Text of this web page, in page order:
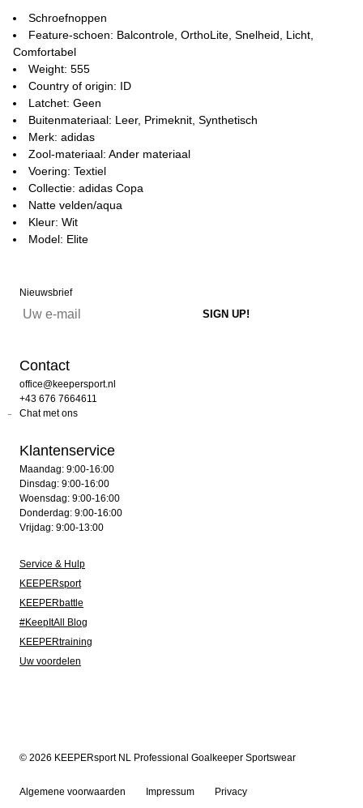
Schroefnoppen
Feature-schoen: Balcontrole, OrthoLite, Snelheid, Licht,
Comfortabel
Weight: 555
Country of origin: ID
Latchet: Geen
Buitenmateriaal: Leer, Primeknit, Synthetisch
Merk: adidas
Zool-materiaal: Ander materiaal
Voering: Textiel
Collectie: adidas Copa
Natte velden/aqua
Kleur: Wit
Model: Elite
Nieuwsbrief
Contact
office@keepersport.nl
+43 676 7664611
Chat met ons
Klantenservice
Maandag: 9:00-16:00
Dinsdag: 9:00-16:00
Woensdag: 9:00-16:00
Donderdag: 9:00-16:00
Vrijdag: 9:00-13:00
Service & Hulp
KEEPERsport
KEEPERbattle
#KeepItAll Blog
KEEPERtraining
Uw voordelen
© 2026 KEEPERsport NL Professional Goalkeeper Sportswear
Algemene voorwaarden Impressum Privacy